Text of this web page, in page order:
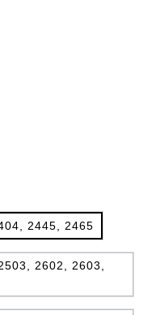
2445, 2465
2602, 2603,